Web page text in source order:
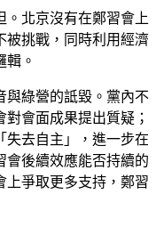
。北京沒有在鄭習會上
被挑戰，同時利用經濟
輯。
與綠營的詆毀。黨內不
會面成果提出質疑；
失去自主」，進一步在
會後續效應能否持續的
上爭取更多支持，鄭習